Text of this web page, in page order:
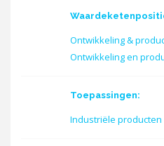
Ontwikkeling &
Ontwikkeling en
Toepassingen:
Industriële producten